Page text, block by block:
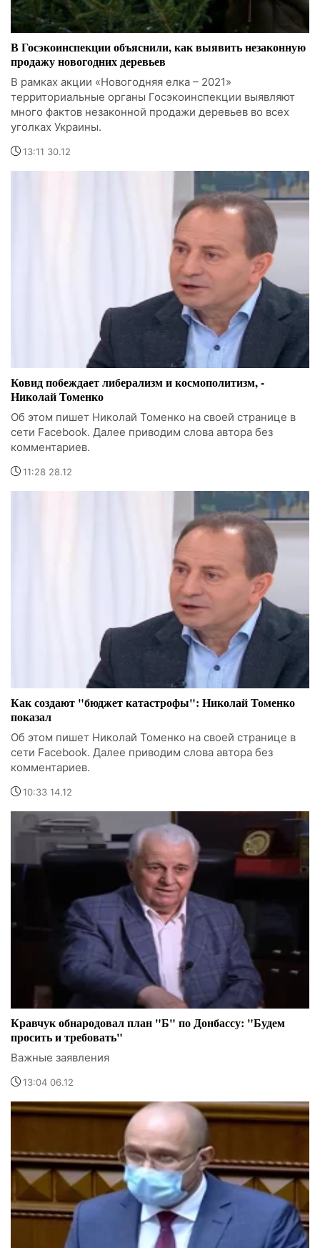
В Госэкоинспекции объяснили, как выявить незаконную
продажу новогодних деревьев
В рамках акции «Новогодняя елка – 2021»
территориальные органы Госэкоинспекции выявляют
много фактов незаконной продажи деревьев во всех
уголках Украины.
13:11 30.12
Ковид побеждает либерализм и космополитизм, -
Николай Томенко
Об этом пишет Николай Томенко на своей странице в
сети Facebook. Далее приводим слова автора без
комментариев.
11:28 28.12
Как создают "бюджет катастрофы": Николай Томенко
показал
Об этом пишет Николай Томенко на своей странице в
сети Facebook. Далее приводим слова автора без
комментариев.
10:33 14.12
Кравчук обнародовал план "Б" по Донбассу: "Будем
просить и требовать"
Важные заявления
13:04 06.12